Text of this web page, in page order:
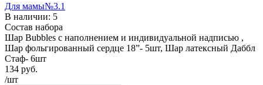
Для мамы№3.1
В наличии: 5
Состав набора
Шар Bubbles с наполнением и индивидуальной надписью ,
Шар фольгированный сердце 18”- 5шт, Шар латексный Даббл
Стаф- 6шт
134 руб.
/шт